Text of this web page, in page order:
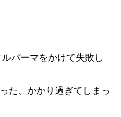
パーマをかけて失敗し
た、かかり過ぎてしまっ